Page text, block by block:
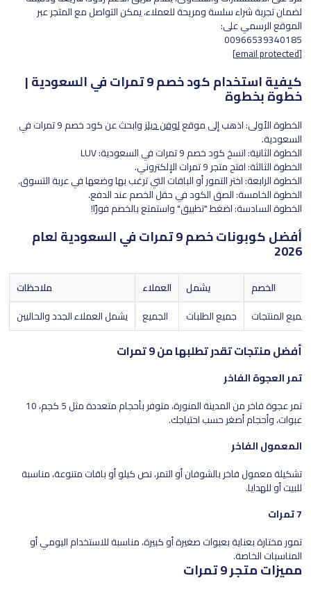
لضمان تجربة شراء سلسة ومريحة للعملاء، يمكن التواصل مع المتجر عبر
الموقع الرسمي على:
00966539340185
[email protected]
كيفية استخدام كود خصم 9 تمرات في السعودية |
خطوة بخطوة
الخطوة الأولى: اذهب إلى موقعلوفن ديلز وابحث عن كود خصم 9 تمرات في
السعودية.
الخطوة الثانية: انسخ كود خصم 9 تمرات في السعودية: LUV
الخطوة الثالثة: افتح متجر 9 تمرات الإلكتروني.
الخطوة الرابعة: اختر التمور أو الباقات التي ترغب بها وضعها في عربة التسوق.
الخطوة الخامسة: الصق الكود في حقل الخصم عند الدفع.
الخطوة السادسة: اضغط "تطبيق" واستمتع بالخصم فورًا!
أفضل كوبونات خصم 9 تمرات في السعودية لعام
2026
الخصم يشمل العملاء
ملاحظات
جميع الطلبات
الجميع يشمل العملاء الجدد والحاليين
أفضل منتجات تقدر تطلبها من 9 تمرات
تمر العجوة الفاخر
تمر عجوة فاخر من المدينة المنورة، متوفر بأحجام متعددة مثل 5 كجم، 10
عبوات، وأحجام أصغر حسب احتياجك.
المعمول الفاخر
تشكيلة معمول فاخر بالشوفان أو التمر، نص كيلو أو باقات متنوعة، مناسبة
للبيت أو للهدايا.
7 تمرات
تمور مختارة بعناية بعبوات صغيرة أو كبيرة، مناسبة للاستخدام اليومي أو
المناسبات الخاصة.
مميزات متجر 9 تمرات